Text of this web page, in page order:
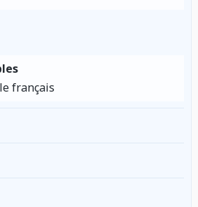
français